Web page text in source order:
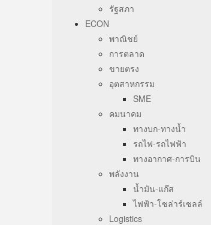
รัฐสภา
ECON
พาณิชย์
การตลาด
ขายตรง
อุตสาหกรรม
SME
คมนาคม
ทางบก-ทางน้ำ
รถไฟ-รถไฟฟ้า
ทางอากาศ-การบิน
พลังงาน
น้ำมัน-แก๊ส
ไฟฟ้า-โซล่าร์เซลล์
Logistics